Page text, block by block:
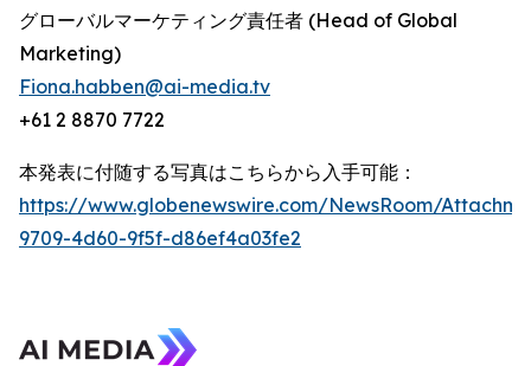
グローバルマーケティング責任者 (Head of Global
Marketing)
Fiona.habben@ai-media.tv
+61 2 8870 7722
本発表に付随する写真はこちらから入手可能：
https://www.globenewswire.com/NewsRoom/
9709-4d60-9f5f-d86ef4a03fe2